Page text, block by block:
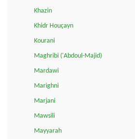
Khazin
Khidr Houçayn
Kourani
Maghribi ('Abdoul-Majid)
Mardawi
Marighni
Marjani
Mawsili
Mayyarah